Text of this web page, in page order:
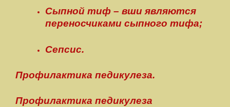
Сыпной тиф – вши являются
переносчиками сыпного тифа;
Сепсис.
Профилактика педикулеза.
Профилактика педикулеза